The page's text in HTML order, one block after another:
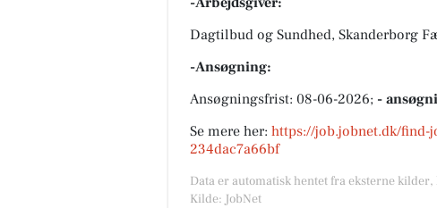
Dagtilbud og Sundhed, Skanderborg
-Ansøgning:
Ansøgningsfrist: 08-06-2026; -
Se mere her: https://job.jobnet.dk/find-
234dac7a66bf
Data er automatisk hentet fra eksterne
Kilde: JobNet